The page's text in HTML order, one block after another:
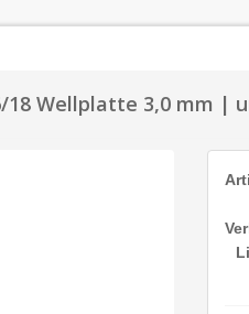
18 Wellplatte 3,0 mm |